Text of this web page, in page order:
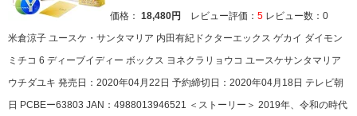
価格： 18,480円 レビュー評価： 5 レビュー数：0
米倉涼子 ユースケ・サンタマリア 内田有紀ドクターエックス ゲカイ ダイモン
ミチコ 6 ディーブイディー ボックス ヨネクラリョウコ ユースケサンタマリア
ウチダユキ 発売日：2020年04月22日 予約締切日：2020年04月18日 テレビ朝
日 PCBEー63803 JAN：4988013946521 ＜ストーリー＞ 2019年、令和の時代